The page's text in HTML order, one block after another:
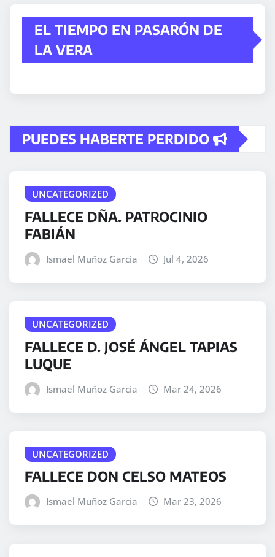
EL TIEMPO EN PASARÓN DE
LA VERA
PUEDES HABERTE PERDIDO
UNCATEGORIZED
FALLECE DÑA. PATROCINIO
FABIÁN
Ismael Muñoz Garcia Jul 4, 2026
UNCATEGORIZED
FALLECE D. JOSÉ ÁNGEL TAPIAS
LUQUE
Ismael Muñoz Garcia Mar 24, 2026
UNCATEGORIZED
FALLECE DON CELSO MATEOS
Ismael Muñoz Garcia Mar 23, 2026